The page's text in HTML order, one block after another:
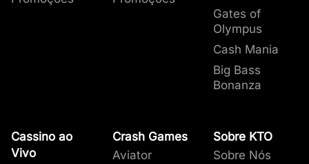
Gates of
Olympus
Cash Mania
Big Bass
Bonanza
Cassino ao
Vivo
Crash Games
Aviator
Sobre KTO
Sobre Nós